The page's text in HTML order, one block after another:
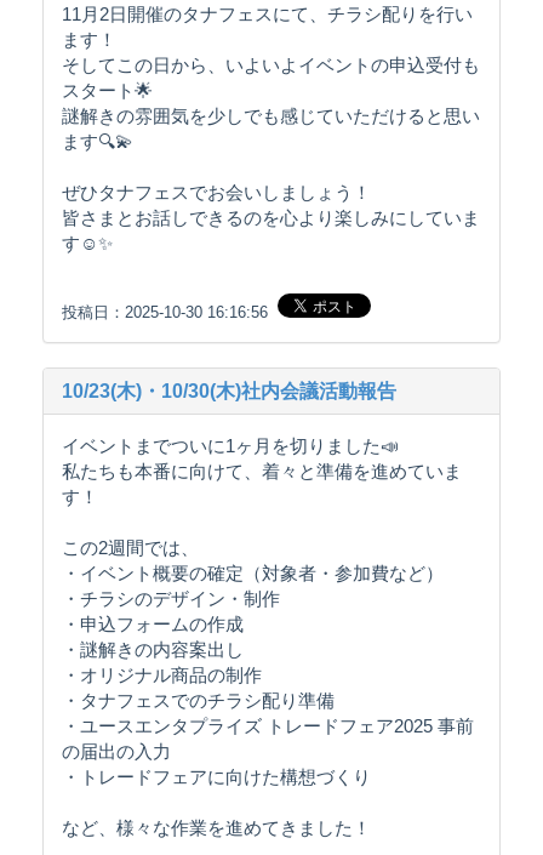
11月2日開催のタナフェスにて、チラシ配りを行い
ます！
そしてこの日から、いよいよイベントの申込受付も
スタート🌟
謎解きの雰囲気を少しでも感じていただけると思い
ます🔍💫
ぜひタナフェスでお会いしましょう！
皆さまとお話しできるのを心より楽しみにしていま
す☺️✨
投稿日：2025-10-30 16:16:56
10/23(木)・10/30(木)社内会議活動報告
イベントまでついに1ヶ月を切りました📣
私たちも本番に向けて、着々と準備を進めていま
す！
この2週間では、
・イベント概要の確定（対象者・参加費など）
・チラシのデザイン・制作
・申込フォームの作成
・謎解きの内容案出し
・オリジナル商品の制作
・タナフェスでのチラシ配り準備
・ユースエンタプライズ トレードフェア2025 事前
の届出の入力
・トレードフェアに向けた構想づくり
など、様々な作業を進めてきました！